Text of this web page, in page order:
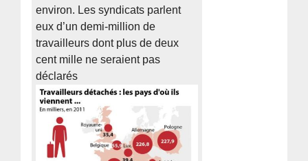
environ. Les syndicats parlent
eux d’un demi-million de
travailleurs dont plus de deux
cent mille ne seraient pas
déclarés